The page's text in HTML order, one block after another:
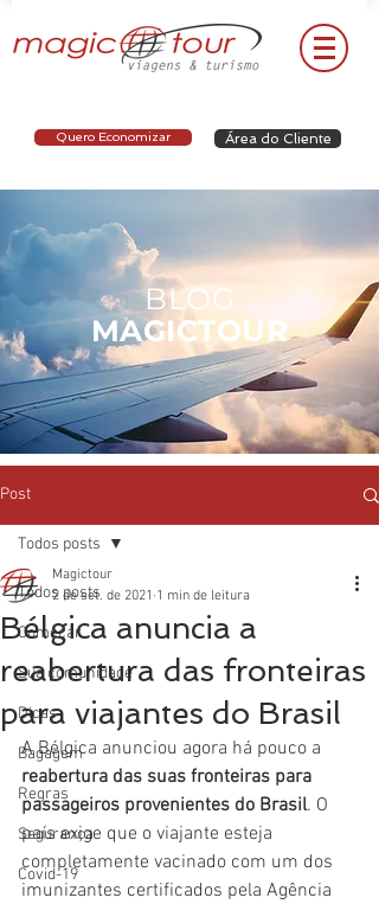
Quero Economizar Área do Cliente
BLOG
MAGICTOUR
Post
Todos posts
Começar
Sua comunidade
Dicas
Bagagem
Regras
Segurança
Covid-19
Todos posts
Bélgica anuncia a
reabertura das fronteiras
para viajantes do Brasil
Magictour
2 de set. de 2021 1 min de leitura
A Bélgica anunciou agora há pouco a
reabertura das suas fronteiras para
passageiros provenientes do Brasil. O
país exige que o viajante esteja
completamente vacinado com um dos
imunizantes certificados pela Agência